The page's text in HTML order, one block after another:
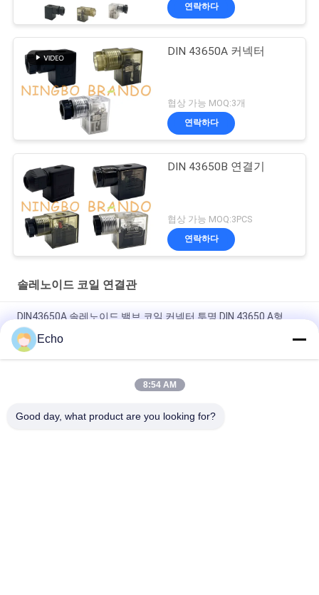
연락하다
DIN 43650A 커넥터
협상 가능 MOQ:3개
연락하다
DIN 43650B 연결기
협상 가능 MOQ:3PCS
연락하다
솔레노이드 코일 연결관
DIN43650A 솔레노이드 밸브 코일 커넥터 투명 DIN 43650 A형
DIN43650A LED DIN 43650 유형 A가 있는 솔레노이드 밸브 코일
커넥터
DIN 43650A 솔레노이드 밸브 코일 플러그 커넥터 검정색 DIN
Echo
8:54 AM
Good day, what product are you looking for?